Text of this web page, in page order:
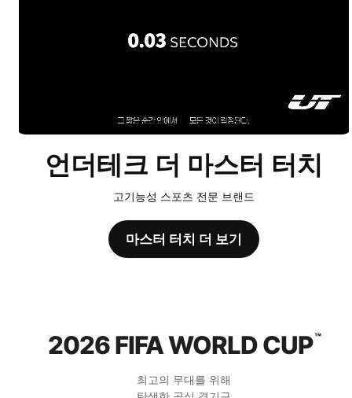
언더테크 더 마스터 터치
고기능성 스포츠 전문 브랜드
마스터 터치 더 보기
2026 FIFA WORLD CUP™
최고의 무대를 위해